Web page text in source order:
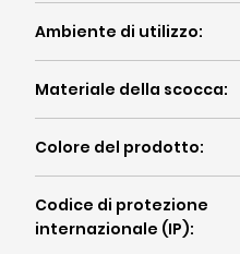
Adatto per uso interno
Ambiente di utilizzo:
Materiale della scocca
Colore del prodotto: